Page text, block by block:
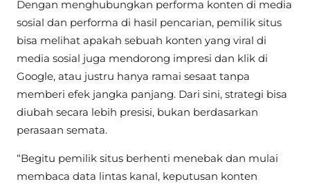
Dengan menghubungkan performa konten di media
sosial dan performa di hasil pencarian, pemilik situs
bisa melihat apakah sebuah konten yang viral di
media sosial juga mendorong impresi dan klik di
Google, atau justru hanya ramai sesaat tanpa
memberi efek jangka panjang. Dari sini, strategi bisa
diubah secara lebih presisi, bukan berdasarkan
perasaan semata.
“Begitu pemilik situs berhenti menebak dan mulai
membaca data lintas kanal, keputusan konten